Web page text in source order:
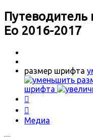
Путеводитель
Ео 2016-2017
размер шрифта
шрифта


Медиа